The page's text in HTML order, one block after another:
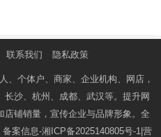
联系我们 隐私政策
、个体户、商家、企业机构、网店，
沙、杭州、成都、武汉等。提升网
铺销量，宣传企业与品牌形象。全
备案信息-湘ICP备2025140805号-1 |营